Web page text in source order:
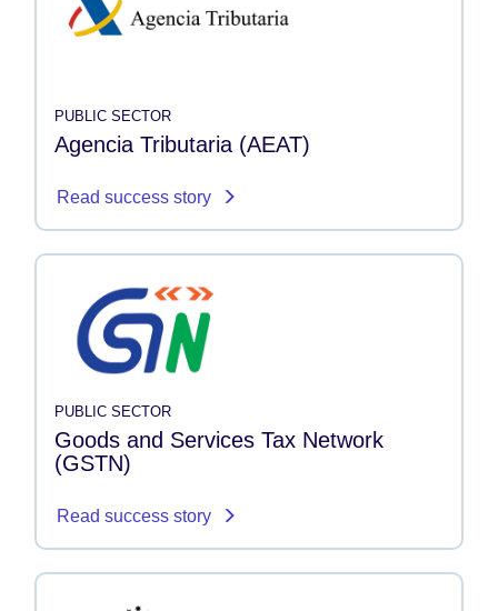
PUBLIC SECTOR
Agencia Tributaria (AEAT)
Read success story
PUBLIC SECTOR
Goods and Services Tax Network
(GSTN)
Read success story